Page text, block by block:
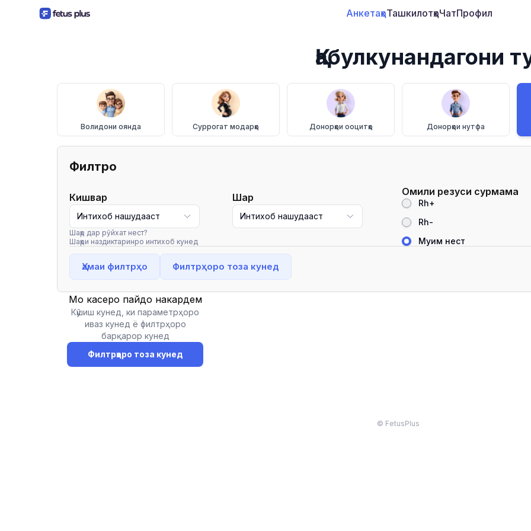
АнкетаҳоТашкилотҳоЧатПрофил
Қабулкунандагони
Волидони оянда Суррогат модарҳо Донорҳои ооцитҳо Донорҳои нутфа
Филтрҳо
Кишвар
Интихоб нашудааст
Шаҳр
Интихоб нашудааст
Шаҳр дар рӯйхат нест?
Шаҳри наздиктаринро интихоб кунед
Омили резуси сурмама
Rh+
Rh-
Муҳим нест
Ҳамаи филтрҳо Филтрҳоро тоза кунед
Мо касеро пайдо накардем
Кӯшиш кунед, ки параметрҳоро
иваз кунед ё филтрҳоро
барқарор кунед
Филтрҳоро тоза кунед
© FetusPlus